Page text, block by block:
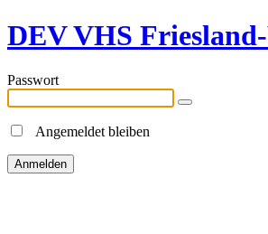
DEV VHS
Passwort
Angemeldet bleiben